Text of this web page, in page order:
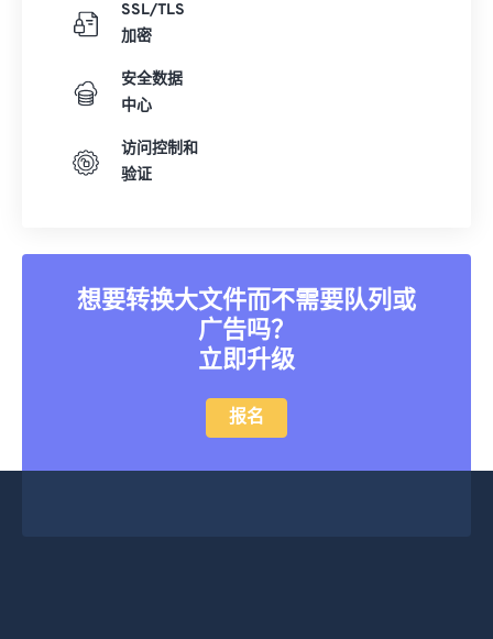
SSL/TLS
加密
安全数据
中心
访问控制和
验证
想要转换大文件而不需要队列或
广告吗？
立即升级
报名